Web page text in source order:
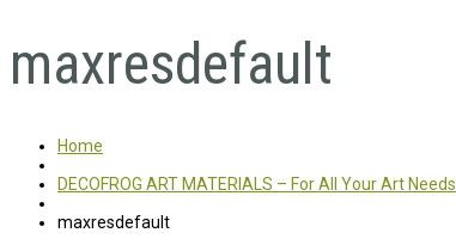
maxresdefault
Home
DECOFROG ART MATERIALS – For All Your Art Needs
maxresdefault